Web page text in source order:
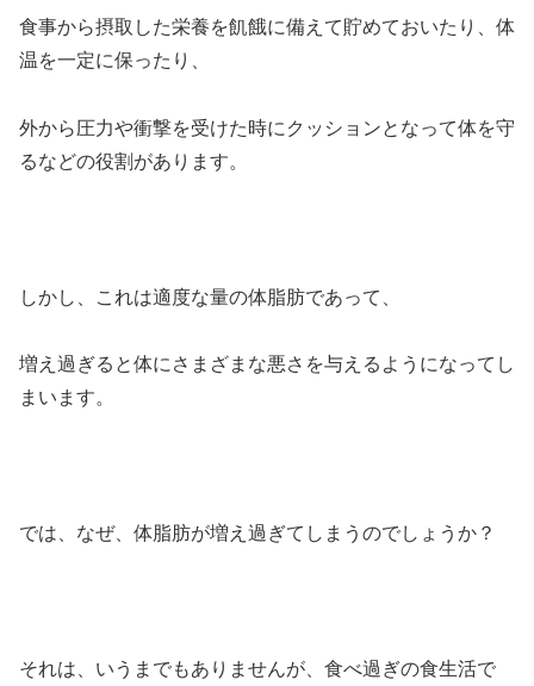
食事から摂取した栄養を飢餓に備えて貯めておいたり、体
温を一定に保ったり、
外から圧力や衝撃を受けた時にクッションとなって体を守
るなどの役割があります。
しかし、これは適度な量の体脂肪であって、
増え過ぎると体にさまざまな悪さを与えるようになってし
まいます。
では、なぜ、体脂肪が増え過ぎてしまうのでしょうか？
それは、いうまでもありませんが、食べ過ぎの食生活で